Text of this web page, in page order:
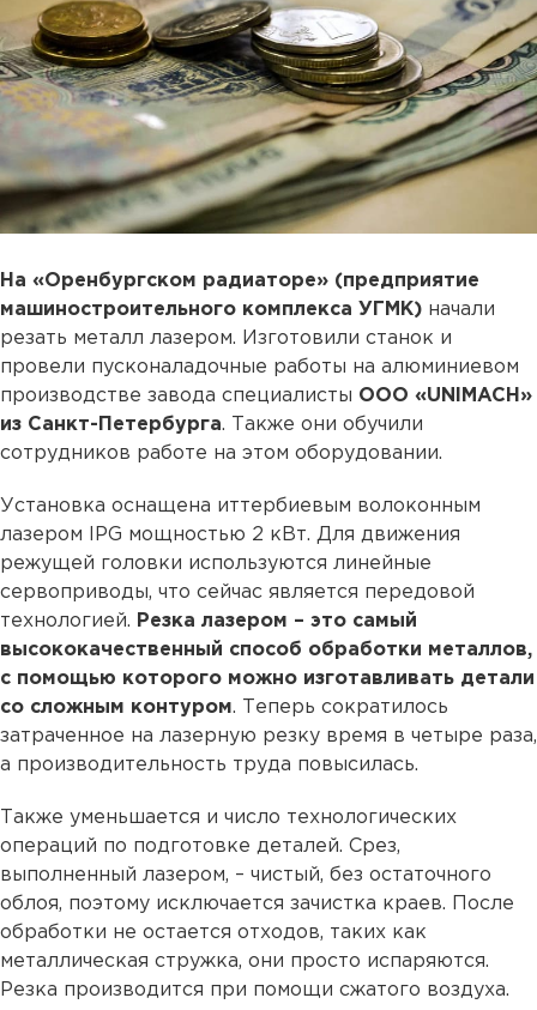
На «Оренбургском радиаторе» (предприятие
машиностроительного комплекса УГМК) начали
резать металл лазером. Изготовили станок и
провели пусконаладочные работы на алюминиевом
производстве завода специалисты ООО «UNIMACH»
из Санкт-Петербурга. Также они обучили
сотрудников работе на этом оборудовании.
Установка оснащена иттербиевым волоконным
лазером IPG мощностью 2 кВт. Для движения
режущей головки используются линейные
сервоприводы, что сейчас является передовой
технологией. Резка лазером – это самый
высококачественный способ обработки металлов,
с помощью которого можно изготавливать детали
со сложным контуром. Теперь сократилось
затраченное на лазерную резку время в четыре раза,
а производительность труда повысилась.
Также уменьшается и число технологических
операций по подготовке деталей. Срез,
выполненный лазером, – чистый, без остаточного
облоя, поэтому исключается зачистка краев. После
обработки не остается отходов, таких как
металлическая стружка, они просто испаряются.
Резка производится при помощи сжатого воздуха.